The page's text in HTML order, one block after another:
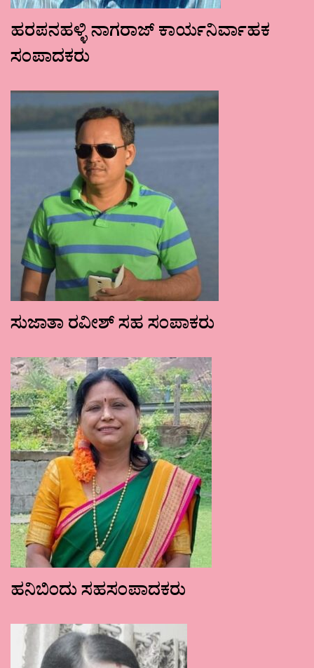
ಹರಪನಹಳ್ಳಿ ನಾಗರಾಜ್ ಕಾರ್ಯನಿರ್ವಾಹಕ
ಸಂಪಾದಕರು
ಸುಜಾತಾ ರವೀಶ್ ಸಹ ಸಂಪಾಕರು
ಹನಿಬಿಂದು ಸಹಸಂಪಾದಕರು